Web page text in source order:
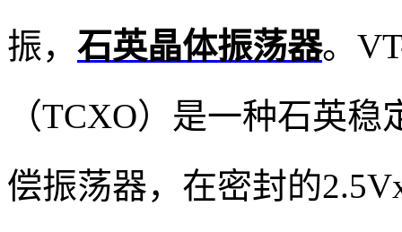
振， 石英晶体振荡器。
（TCXO）是一种石英
偿振荡器，在密封的